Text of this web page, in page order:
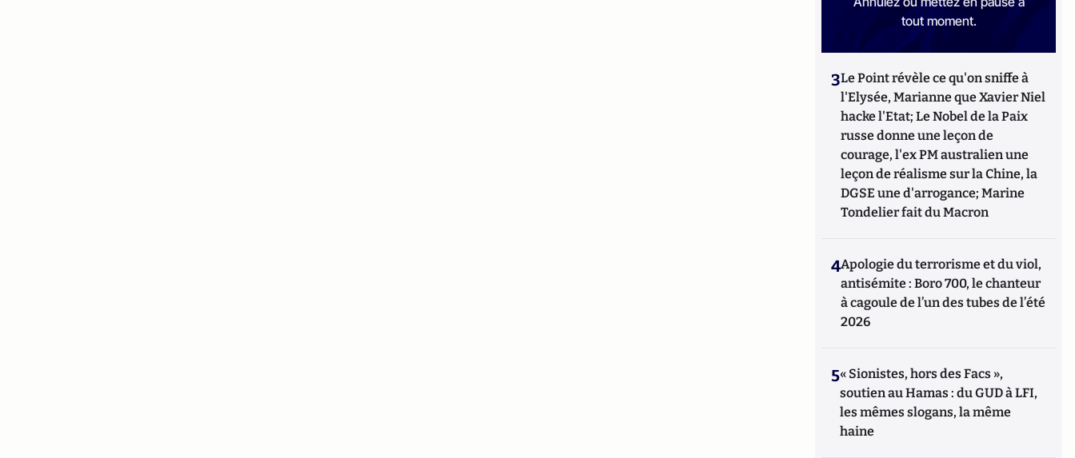
tout moment.
3Le Point révèle ce qu'on sniffe à
l'Elysée, Marianne que Xavier Niel
hacke l'Etat; Le Nobel de la Paix
russe donne une leçon de
courage, l'ex PM australien une
leçon de réalisme sur la Chine, la
DGSE une d'arrogance; Marine
Tondelier fait du Macron
4Apologie du terrorisme et du viol,
antisémite : Boro 700, le chanteur
à cagoule de l’un des tubes de l’été
2026
5« Sionistes, hors des Facs »,
soutien au Hamas : du GUD à LFI,
les mêmes slogans, la même
haine